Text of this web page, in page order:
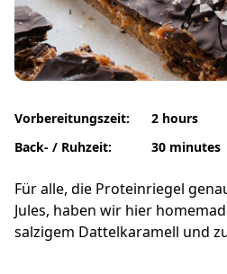
Vorbereitungszeit:
Back- / Ruhzeit:
2 hours
30 minutes
Für alle, die Proteinriegel
Jules, haben wir hier
salzigem Dattelkaramell und